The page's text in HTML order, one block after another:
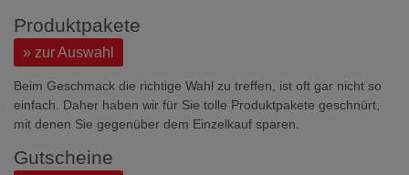
Produktpakete
» zur Auswahl
Beim Geschmack die richtige Wahl zu treffen, ist oft gar nicht so
einfach. Daher haben wir für Sie tolle Produktpakete geschnürt,
mit denen Sie gegenüber dem Einzelkauf sparen.
Gutscheine